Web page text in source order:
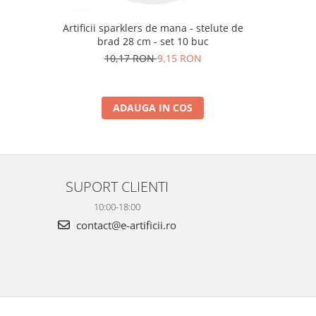
Artificii sparklers de mana - stelute de
brad 28 cm - set 10 buc
10,17 RON9,15 RON
ADAUGA IN COS
SUPORT CLIENTI
10:00-18:00
contact@e-artificii.ro